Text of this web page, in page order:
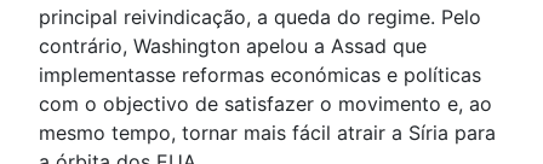
principal reivindicação, a queda do regime. Pelo
contrário, Washington apelou a Assad que
implementasse reformas económicas e políticas
com o objectivo de satisfazer o movimento e, ao
mesmo tempo, tornar mais fácil atrair a Síria para